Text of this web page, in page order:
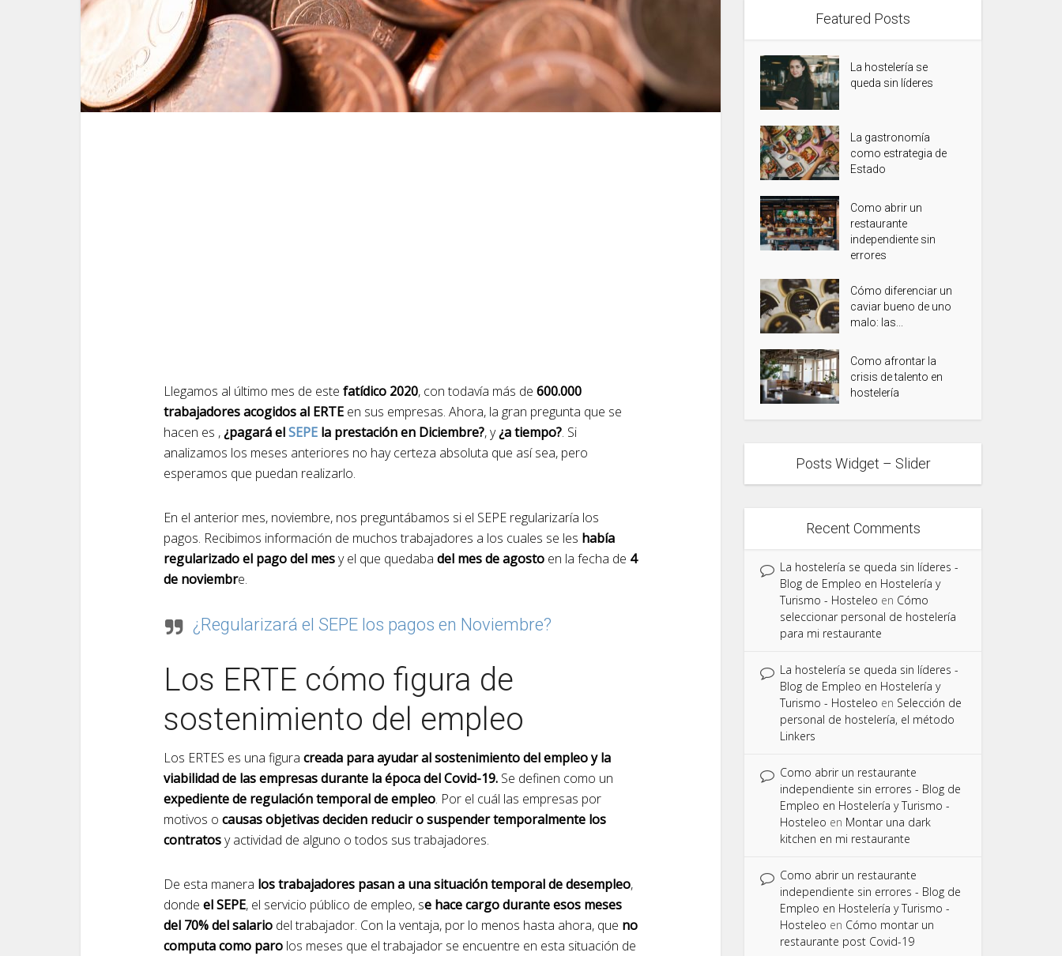
Llegamos al último mes de este fatídico 2020, con todavía más de 600.000
trabajadores acogidos al ERTE en sus empresas. Ahora, la gran pregunta que se
hacen es ,¿pagará elSEPE la prestación en Diciembre?, y¿a tiempo?. Si
analizamos los meses anteriores no hay certeza absoluta que así sea, pero
esperamos que puedan realizarlo.
En el anterior mes, noviembre, nos preguntábamos si el SEPE regularizaría los
pagos. Recibimos información de muchos trabajadores a los cuales se les había
regularizado el pago del mesy el que quedaba del mes de agosto en la fecha de 4
de noviembre.
¿Regularizará el SEPE los pagos en Noviembre?
Los ERTE cómo figura de
sostenimiento del empleo
Los ERTES es una figura creada para ayudar al sostenimiento del empleo y la
viabilidad de las empresas durante la época del Covid-19. Se definen como un
expediente de regulación temporal de empleo. Por el cuál las empresas por
motivos o causas objetivas deciden reducir o suspender temporalmente los
contratosy actividad de alguno o todos sus trabajadores.
De esta manera los trabajadores pasan a una situación temporal de desempleo,
donde el SEPE, el servicio público de empleo, se hace cargo durante esos meses
del 70% del salario del trabajador. Con la ventaja, por lo menos hasta ahora, que no
computa como paro los meses que el trabajador se encuentre en esta situación de
Featured Posts
La hostelería se
queda sin líderes
La gastronomía
como estrategia de
Estado
Como abrir un
restaurante
independiente sin
errores
Cómo diferenciar un
caviar bueno de uno
malo: las...
Como afrontar la
crisis de talento en
hostelería
Posts Widget – Slider
Recent Comments
La hostelería se queda sin líderes -
Blog de Empleo en Hostelería y
Turismo - Hosteleo en Cómo
seleccionar personal de hostelería
para mi restaurante
La hostelería se queda sin líderes -
Blog de Empleo en Hostelería y
Turismo - Hosteleo en Selección de
personal de hostelería, el método
Linkers
Como abrir un restaurante
independiente sin errores - Blog de
Empleo en Hostelería y Turismo -
Hosteleo en Montar una dark
kitchen en mi restaurante
Como abrir un restaurante
independiente sin errores - Blog de
Empleo en Hostelería y Turismo -
Hosteleo en Cómo montar un
restaurante post Covid-19